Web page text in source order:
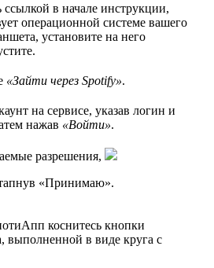
в начале инструкции,
операционной системе вашего
установите на него
«Зайти через Spotify».
на сервисе, указав логин и
нажав «Войти».
разрешения,
«Принимаю».
коснитесь кнопки
выполненной в виде круга с